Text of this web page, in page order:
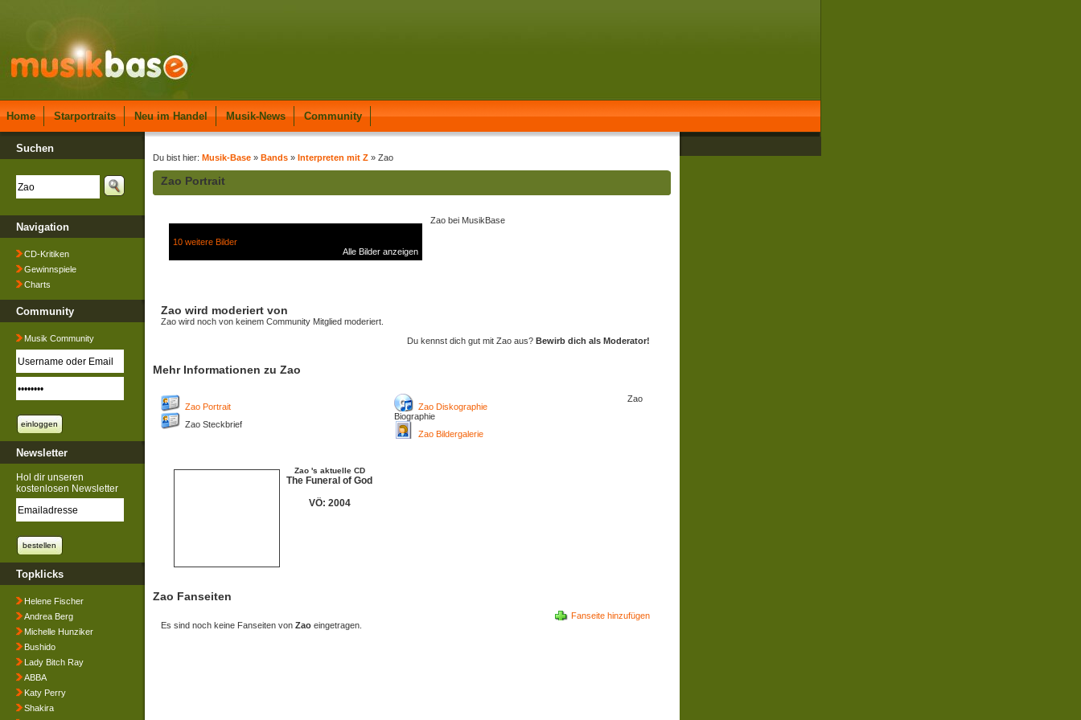
Home Starportraits Neu im Handel Musik-News Community
Suchen
Navigation
CD-Kritiken
Gewinnspiele
Charts
Community
Musik Community
Newsletter
Hol dir unseren
kostenlosen Newsletter
Topklicks
Helene Fischer
Andrea Berg
Michelle Hunziker
Bushido
Lady Bitch Ray
ABBA
Katy Perry
Shakira
Du bist hier: Musik-Base » Bands » Interpreten mit Z » Zao
Zao Portrait
10 weitere Bilder
Alle Bilder anzeigen
Zao bei MusikBase
Zao wird moderiert von
Zao wird noch von keinem Community Mitglied moderiert.
Du kennst dich gut mit Zao aus? Bewirb dich als Moderator!
Mehr Informationen zu Zao
Zao Portrait Zao Diskographie
Zao
Biographie
Zao Steckbrief
Zao Bildergalerie
Zao 's aktuelle CD
The Funeral of God
VÖ: 2004
Zao Fanseiten
Fanseite hinzufügen
Es sind noch keine Fanseiten von Zao eingetragen.